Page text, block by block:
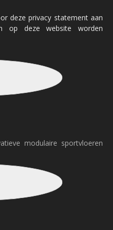
deze privacy statement aan
op deze website worden
modulaire sportvloeren